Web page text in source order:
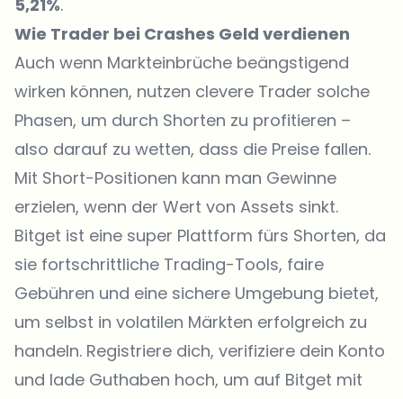
5,21%.
Wie Trader bei Crashes Geld verdienen
Auch wenn Markteinbrüche beängstigend
wirken können, nutzen clevere Trader solche
Phasen, um durch Shorten zu profitieren –
also darauf zu wetten, dass die Preise fallen.
Mit Short-Positionen kann man Gewinne
erzielen, wenn der Wert von Assets sinkt.
Bitget ist eine super Plattform fürs Shorten, da
sie fortschrittliche Trading-Tools, faire
Gebühren und eine sichere Umgebung bietet,
um selbst in volatilen Märkten erfolgreich zu
handeln. Registriere dich, verifiziere dein Konto
und lade Guthaben hoch, um auf Bitget mit